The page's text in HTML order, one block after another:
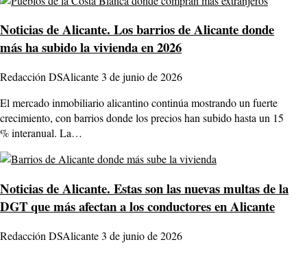
Noticias de Alicante. Los barrios de Alicante donde
más ha subido la vivienda en 2026
Redacción DSAlicante3 de junio de 2026
El mercado inmobiliario alicantino continúa mostrando un fuerte
crecimiento, con barrios donde los precios han subido hasta un 15
% interanual. La…
Noticias de Alicante. Estas son las nuevas multas de la
DGT que más afectan a los conductores en Alicante
Redacción DSAlicante3 de junio de 2026